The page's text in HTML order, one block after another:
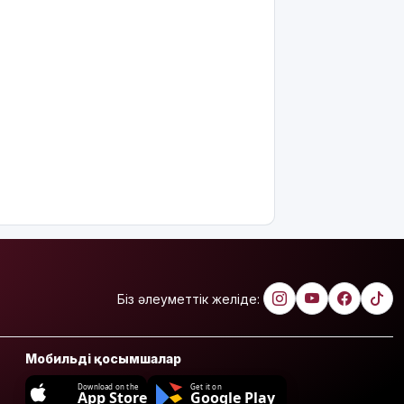
Біз әлеуметтік желіде:
Мобильді қосымшалар
Download on the
App Store
Get it on
Google Play